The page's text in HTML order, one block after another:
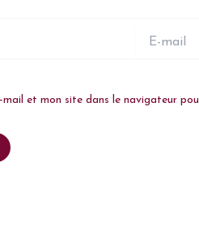
mail
mail et mon site dans le navigateur